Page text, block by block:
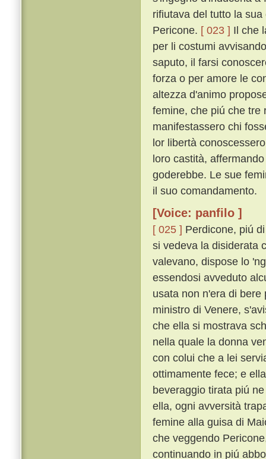
rifiutava del tutto la
Pericone. [ 023 ] Il che
per li costumi
saputo, il farsi
forza o per amore le
altezza d'animo
femine, che piú che tre
manifestassero chi
lor libertà
loro castità,
goderebbe. Le sue
il suo comandamento.
[Voice: panfilo ]
[ 025 ] Perdicone, piú
si vedeva la disiderata
valevano, dispose lo
essendosi avveduto
usata non n'era di
ministro di Venere,
che ella si mostrava
nella quale la donna
con colui che a lei
ottimamente fece; e
beveraggio tirata piú
ella, ogni avversità
femine alla guisa di
che veggendo
continuando in piú